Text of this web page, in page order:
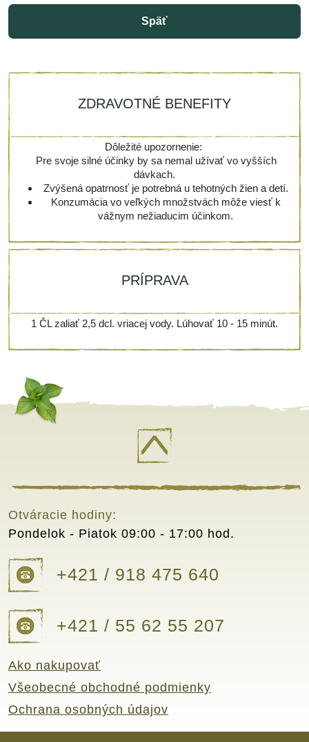
Späť
ZDRAVOTNÉ BENEFITY
Dôležité upozornenie:
Pre svoje silné účinky by sa nemal užívať vo vyšších
dávkach.
Zvýšená opatrnosť je potrebná u tehotných žien a detí.
Konzumácia vo veľkých množstvách môže viesť k
vážnym nežiaducim účinkom.
PRÍPRAVA
1 ČL zaliať 2,5 dcl. vriacej vody. Lúhovať 10 - 15 minút.
Ako nakupovať
Všeobecné obchodné podmienky
Ochrana osobných údajov
+421 / 918 475 640
+421 / 55 62 55 207
Otváracie hodiny:
Pondelok - Piatok 09:00 - 17:00 hod.